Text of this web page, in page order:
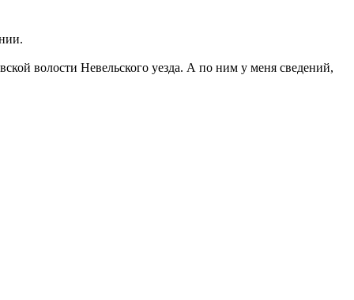
волости Невельского уезда. А по ним у меня сведений,